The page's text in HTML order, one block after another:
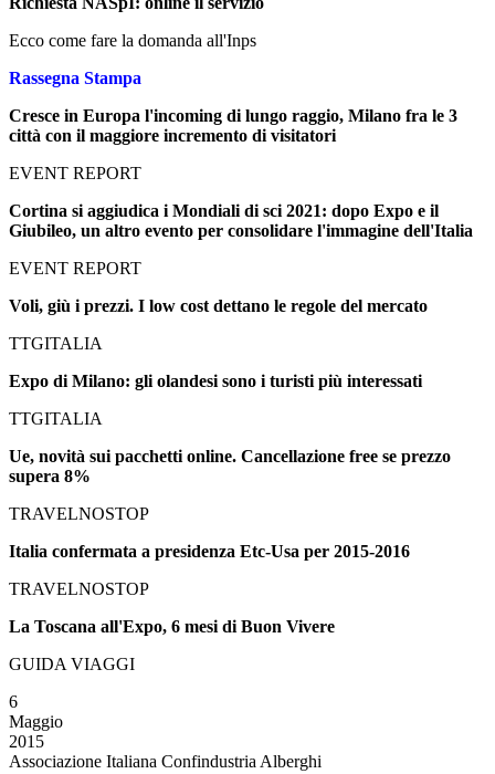
Ecco come fare la domanda all'Inps
Rassegna Stampa
Cresce in Europa l'incoming di lungo raggio, Milano fra le 3
città con il maggiore incremento di visitatori
EVENT REPORT
Cortina si aggiudica i Mondiali di sci 2021: dopo Expo e il
Giubileo, un altro evento per consolidare l'immagine dell'Italia
EVENT REPORT
Voli, giù i prezzi. I low cost dettano le regole del mercato
TTGITALIA
Expo di Milano: gli olandesi sono i turisti più interessati
TTGITALIA
Ue, novità sui pacchetti online. Cancellazione free se prezzo
supera 8%
TRAVELNOSTOP
Italia confermata a presidenza Etc-Usa per 2015-2016
TRAVELNOSTOP
La Toscana all'Expo, 6 mesi di Buon Vivere
GUIDA VIAGGI
6
Maggio
2015
Associazione Italiana Confindustria Alberghi